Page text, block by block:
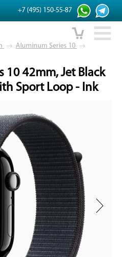
+7 (495) 150-55-87
→ Aluminum Series 10 →
10 42mm, Jet Black
Sport Loop - Ink